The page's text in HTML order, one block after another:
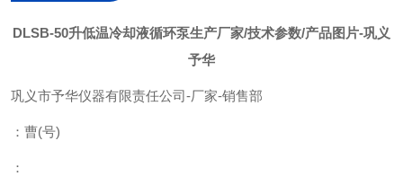
DLSB-50升低温冷却液循环泵生产厂家/技术参数/产品图片-巩义
予华
巩义市予华仪器有限责任公司-厂家-销售部
：曹(号)
：